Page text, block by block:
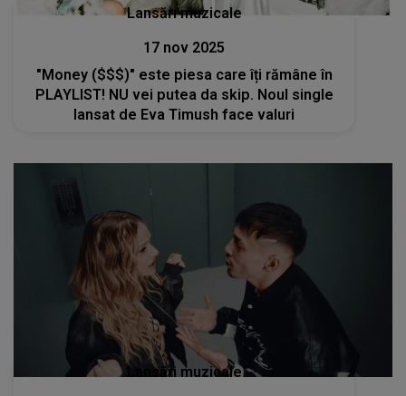
Lansări muzicale
17 nov 2025
"Money ($$$)" este piesa care îți rămâne în
PLAYLIST! NU vei putea da skip. Noul single
lansat de Eva Timush face valuri
Lansări muzicale